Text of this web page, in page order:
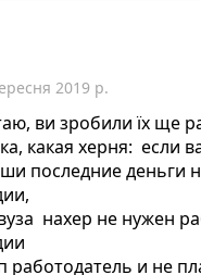
2019 р.
ви зробили їх ще
какая херня: если
последние деньги
нахер не нужен
работодатель и не